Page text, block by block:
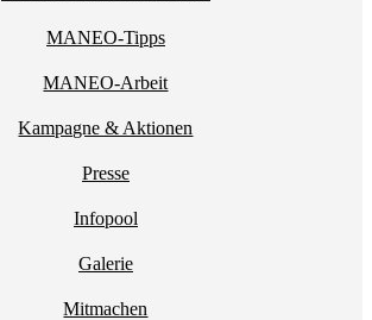
MANEO-Tipps
MANEO-Arbeit
Kampagne & Aktionen
Presse
Infopool
Galerie
Mitmachen